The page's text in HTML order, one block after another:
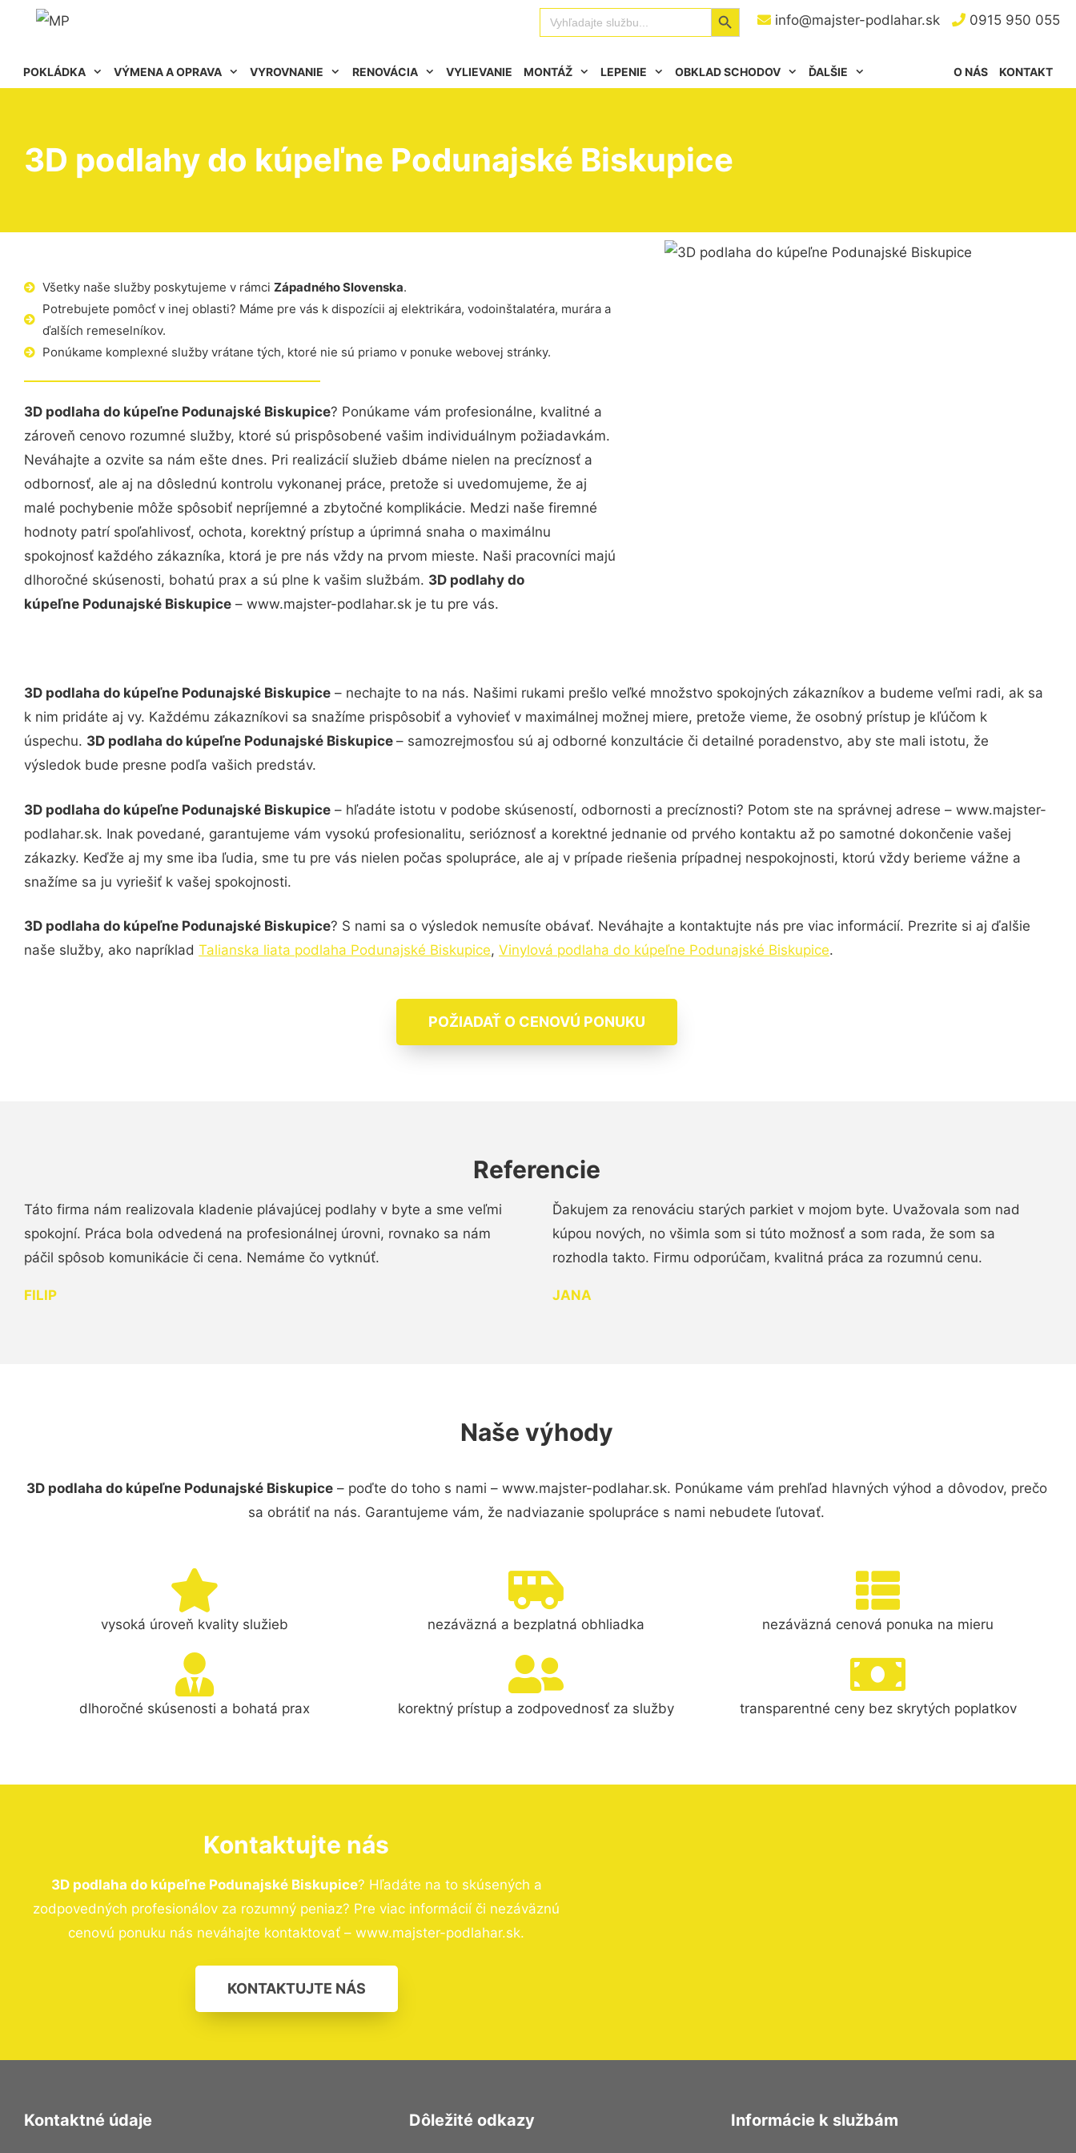
info@majster-podlahar.sk 0915 950 055
Search
for:
Search Button
POKLÁDKA VÝMENA A OPRAVA VYROVNANIE RENOVÁCIA VYLIEVANIE MONTÁŽ LEPENIE OBKLAD SCHODOV ĎALŠIE KONTAKT
O NÁS
3D podlahy do kúpeľne Podunajské Biskupice
Všetky naše služby poskytujeme v rámci Západného Slovenska.
Potrebujete pomôcť v inej oblasti? Máme pre vás k dispozícii aj elektrikára, vodoinštalatéra, murára a
ďalších remeselníkov.
Ponúkame komplexné služby vrátane tých, ktoré nie sú priamo v ponuke webovej stránky.
3D podlaha do kúpeľne Podunajské Biskupice? Ponúkame vám profesionálne, kvalitné a
zároveň cenovo rozumné služby, ktoré sú prispôsobené vašim individuálnym požiadavkám.
Neváhajte a ozvite sa nám ešte dnes. Pri realizácií služieb dbáme nielen na precíznosť a
odbornosť, ale aj na dôslednú kontrolu vykonanej práce, pretože si uvedomujeme, že aj
malé pochybenie môže spôsobiť nepríjemné a zbytočné komplikácie. Medzi naše firemné
hodnoty patrí spoľahlivosť, ochota, korektný prístup a úprimná snaha o maximálnu
spokojnosť každého zákazníka, ktorá je pre nás vždy na prvom mieste. Naši pracovníci majú
dlhoročné skúsenosti, bohatú prax a sú plne k vašim službám. 3D podlahy do
kúpeľne Podunajské Biskupice – www.majster-podlahar.sk je tu pre vás.
3D podlaha do kúpeľne Podunajské Biskupice – nechajte to na nás. Našimi rukami prešlo veľké množstvo spokojných zákazníkov a budeme veľmi radi, ak sa
k nim pridáte aj vy. Každému zákazníkovi sa snažíme prispôsobiť a vyhovieť v maximálnej možnej miere, pretože vieme, že osobný prístup je kľúčom k
úspechu. 3D podlaha do kúpeľne Podunajské Biskupice – samozrejmosťou sú aj odborné konzultácie či detailné poradenstvo, aby ste mali istotu, že
výsledok bude presne podľa vašich predstáv.
3D podlaha do kúpeľne Podunajské Biskupice – hľadáte istotu v podobe skúseností, odbornosti a precíznosti? Potom ste na správnej adrese – www.majster-
podlahar.sk. Inak povedané, garantujeme vám vysokú profesionalitu, serióznosť a korektné jednanie od prvého kontaktu až po samotné dokončenie vašej
zákazky. Keďže aj my sme iba ľudia, sme tu pre vás nielen počas spolupráce, ale aj v prípade riešenia prípadnej nespokojnosti, ktorú vždy berieme vážne a
snažíme sa ju vyriešiť k vašej spokojnosti.
3D podlaha do kúpeľne Podunajské Biskupice? S nami sa o výsledok nemusíte obávať. Neváhajte a kontaktujte nás pre viac informácií. Prezrite si aj ďalšie
naše služby, ako napríklad Talianska liata podlaha Podunajské Biskupice, Vinylová podlaha do kúpeľne Podunajské Biskupice.
POŽIADAŤ O CENOVÚ PONUKU
Referencie
Táto firma nám realizovala kladenie plávajúcej podlahy v byte a sme veľmi
spokojní. Práca bola odvedená na profesionálnej úrovni, rovnako sa nám
páčil spôsob komunikácie či cena. Nemáme čo vytknúť.
FILIP
Ďakujem za renováciu starých parkiet v mojom byte. Uvažovala som nad
kúpou nových, no všimla som si túto možnosť a som rada, že som sa
rozhodla takto. Firmu odporúčam, kvalitná práca za rozumnú cenu.
JANA
Naše výhody
3D podlaha do kúpeľne Podunajské Biskupice– poďte do toho s nami – www.majster-podlahar.sk. Ponúkame vám prehľad hlavných výhod a dôvodov, prečo
sa obrátiť na nás. Garantujeme vám, že nadviazanie spolupráce s nami nebudete ľutovať.
vysoká úroveň kvality služieb nezáväzná a bezplatná obhliadka nezáväzná cenová ponuka na mieru
dlhoročné skúsenosti a bohatá prax korektný prístup a zodpovednosť za služby transparentné ceny bez skrytých poplatkov
Kontaktujte nás
3D podlaha do kúpeľne Podunajské Biskupice? Hľadáte na to skúsených a
zodpovedných profesionálov za rozumný peniaz? Pre viac informácií či nezáväznú
cenovú ponuku nás neváhajte kontaktovať – www.majster-podlahar.sk.
KONTAKTUJTE NÁS
Kontaktné údaje Dôležité odkazy Informácie k službám